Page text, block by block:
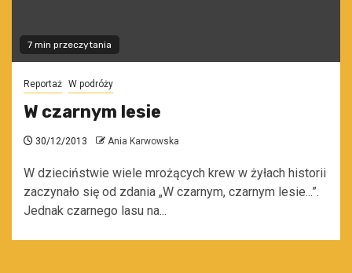
7 min przeczytania
Reportaż W podróży
W czarnym lesie
30/12/2013 Ania Karwowska
W dzieciństwie wiele mrożących krew w żyłach historii
zaczynało się od zdania „W czarnym, czarnym lesie...”.
Jednak czarnego lasu na...